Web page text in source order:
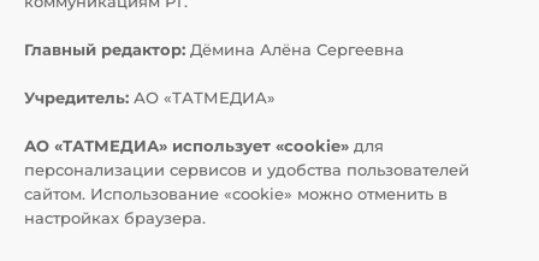
Главный редактор: Дёмина Алёна Сергеевна
Учредитель: АО «ТАТМЕДИА»
АО «ТАТМЕДИА» использует «cookie» для
персонализации сервисов и удобства пользователей
сайтом. Использование «cookie» можно отменить в
настройках браузера.